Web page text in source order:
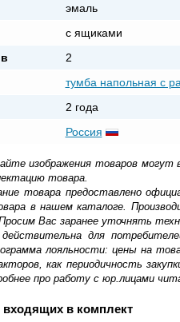
эмаль
с ящиками
2
тумба напольная с
2 года
Россия
изображения товаров
товара.
товара предоставлено
в нашем каталоге.
Вас заранее уточнять
для
лояльности: цены на
как периодичность
про работу с юр.лицами
входящих в комплект